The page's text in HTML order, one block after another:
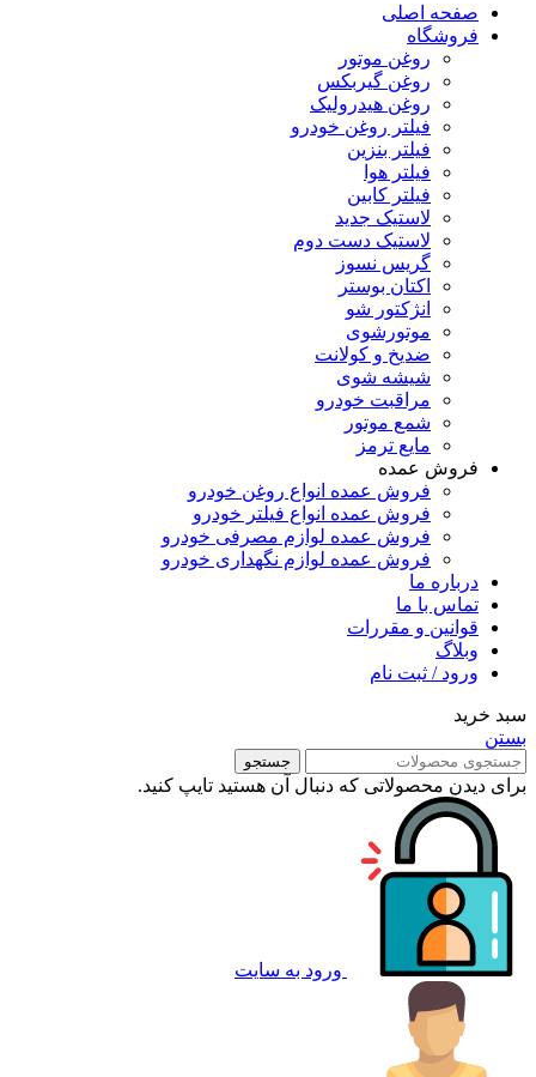
صفحه اصلی
فروشگاه
روغن موتور
روغن گیربکس
روغن هیدرولیک
فیلتر روغن خودرو
فیلتر بنزین
فیلتر هوا
فیلتر کابین
لاستیک جدید
لاستیک دست دوم
گریس نسوز
اکتان بوستر
انژکتور شو
موتورشوی
ضدیخ و کولانت
شیشه شوی
مراقبت خودرو
شمع موتور
مایع ترمز
فروش عمده
فروش عمده انواع روغن خودرو
فروش عمده انواع فیلتر خودرو
فروش عمده لوازم مصرفی خودرو
فروش عمده لوازم نگهداری خودرو
درباره ما
تماس با ما
قوانین و مقررات
وبلاگ
ورود / ثبت نام
سبد خرید
بستن
جستجو
برای دیدن محصولاتی که دنبال آن هستید تایپ کنید.
ورود به سایت